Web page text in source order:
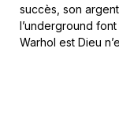
succès, son
l’underground
Warhol est Dieu